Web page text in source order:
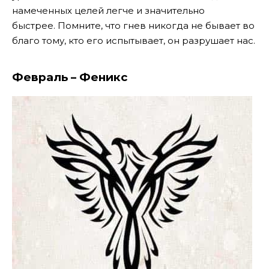
намеченных целей легче и значительно
быстрее. Помните, что гнев никогда не бывает во
благо тому, кто его испытывает, он разрушает нас.
Февраль – Феникс